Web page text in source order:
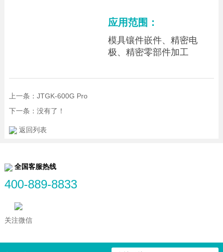
应用范围：
模具镶件嵌件、精密电
极、精密零部件加工
上一条：JTGK-600G Pro
下一条：没有了！
返回列表
全国客服热线
400-889-8833
关注微信